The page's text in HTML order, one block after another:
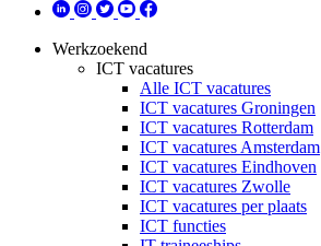
Werkzoekend
ICT vacatures
Alle ICT vacatures
ICT vacatures Groningen
ICT vacatures Rotterdam
ICT vacatures Amsterdam
ICT vacatures Eindhoven
ICT vacatures Zwolle
ICT vacatures per plaats
ICT functies